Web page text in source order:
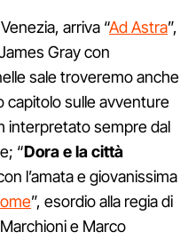
arriva “Ad Astra”,
Gray con
sale troveremo anche
capitolo sulle avventure
interpretato sempre dal
“Dora e la città
l’amata e giovanissima
”, esordio alla regia di
e Marco